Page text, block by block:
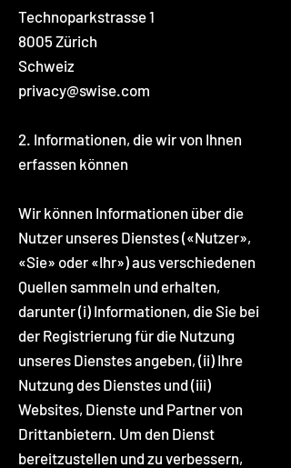
Technoparkstrasse 1
8005 Zürich
Schweiz
privacy@swise.com
2. Informationen, die wir von Ihnen
erfassen können
Wir können Informationen über die
Nutzer unseres Dienstes («Nutzer»,
«Sie» oder «Ihr») aus verschiedenen
Quellen sammeln und erhalten,
darunter (i) Informationen, die Sie bei
der Registrierung für die Nutzung
unseres Dienstes angeben, (ii) Ihre
Nutzung des Dienstes und (iii)
Websites, Dienste und Partner von
Drittanbietern. Um den Dienst
bereitzustellen und zu verbessern,